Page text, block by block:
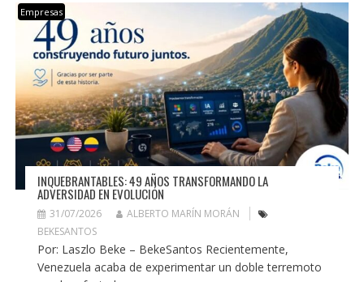
Empresas
INQUEBRANTABLES: 49 AÑOS TRANSFORMANDO LA
ADVERSIDAD EN EVOLUCIÓN
31/07/2026
ALBERTO MARÍN MORÁN
BEKESANTOS
Por: Laszlo Beke – BekeSantos Recientemente,
Venezuela acaba de experimentar un doble terremoto